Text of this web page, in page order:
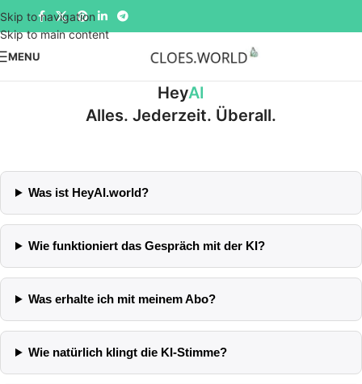
Skip to navigation
Skip to main content
MENU
HeyAI
Alles. Jederzeit. Überall.
Was ist HeyAI.world?
Wie funktioniert das Gespräch mit der KI?
Was erhalte ich mit meinem Abo?
Wie natürlich klingt die KI-Stimme?